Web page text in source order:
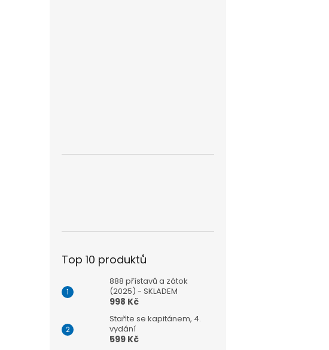
Top 10 produktů
888 přístavů a zátok
(2025) - SKLADEM
998 Kč
Staňte se kapitánem, 4.
vydání
599 Kč